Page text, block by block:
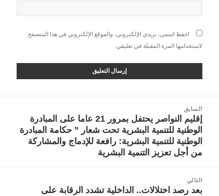
احفظ اسمي، بريدي الإلكتروني، والموقع الإلكتروني في هذا المتصفح
لاستخدامها المرة المقبلة في تعليقي.
المقالاتالسابق
المقالة
السابقة:
إقليم النواصر يحتفل بمرور 21 عاما على المبادرة
الوطنية للتنمية البشرية تحت شعار ” حكامة المبادرة
الوطنية للتنمية البشرية: رافعة للإدماج والمشاركة
من أجل تعزيز التنمية البشرية
التالي
المقالة
بعد رصد اختلالات.. الداخلية تشدد الرقابة على